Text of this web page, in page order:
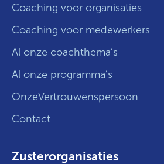
Coaching voor organisaties
Coaching voor medewerkers
Al onze coachthema’s
Al onze programma’s
OnzeVertrouwenspersoon
Contact
Zusterorganisaties